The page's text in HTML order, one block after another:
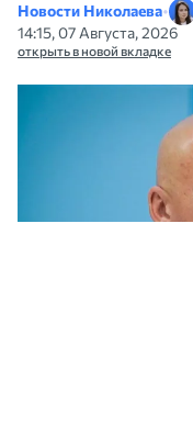
Новости Николаева•
14:15, 07 Августа, 2026
открыть в новой вкладке